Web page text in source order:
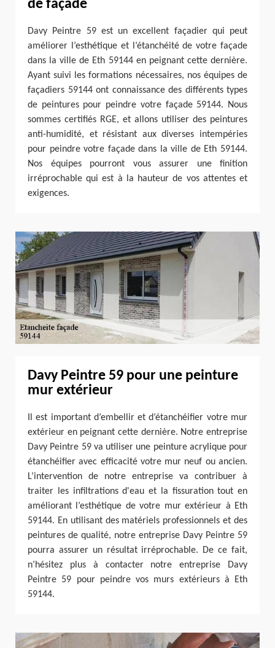
de façade
Davy Peintre 59 est un excellent façadier qui peut
améliorer l’esthétique et l’étanchéité de votre façade
dans la ville de Eth 59144 en peignant cette dernière.
Ayant suivi les formations nécessaires, nos équipes de
façadiers 59144 ont connaissance des différents types
de peintures pour peindre votre façade 59144. Nous
sommes certifiés RGE, et allons utiliser des peintures
anti-humidité, et résistant aux diverses intempéries
pour peindre votre façade dans la ville de Eth 59144.
Nos équipes pourront vous assurer une finition
irréprochable qui est à la hauteur de vos attentes et
exigences.
Davy Peintre 59 pour une peinture
mur extérieur
Il est important d’embellir et d’étanchéifier votre mur
extérieur en peignant cette dernière. Notre entreprise
Davy Peintre 59 va utiliser une peinture acrylique pour
étanchéifier avec efficacité votre mur neuf ou ancien.
L’intervention de notre entreprise va contribuer à
traiter les infiltrations d'eau et la fissuration tout en
améliorant l’esthétique de votre mur extérieur à Eth
59144. En utilisant des matériels professionnels et des
peintures de qualité, notre entreprise Davy Peintre 59
pourra assurer un résultat irréprochable. De ce fait,
n’hésitez plus à contacter notre entreprise Davy
Peintre 59 pour peindre vos murs extérieurs à Eth
59144.